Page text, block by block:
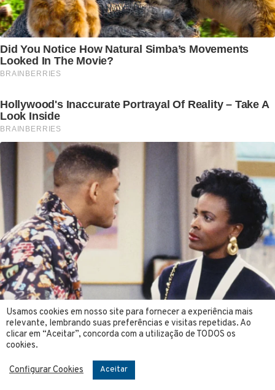
Usamos cookies em nosso site para fornecer a experiência mais
relevante, lembrando suas preferências e visitas repetidas. Ao
clicar em “Aceitar”, concorda com a utilização de TODOS os
cookies.
Configurar Cookies Aceitar